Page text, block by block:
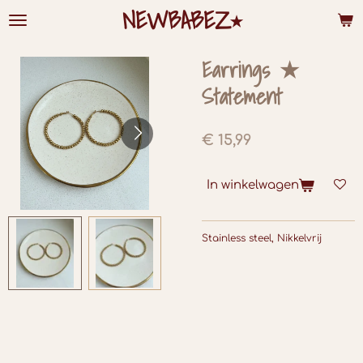
Ga
direct
NEWBABEZ⭑
Earrings ★
Statement
€ 15,99
In winkelwagen
Stainless steel, Nikkelvrij